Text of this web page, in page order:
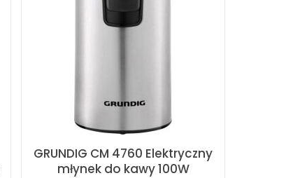
GRUNDIG CM 4760 Elektryczny
młynek do kawy 100W